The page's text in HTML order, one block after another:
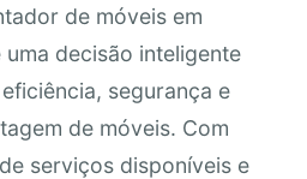
de móveis em
uma decisão inteligente
segurança e
de móveis. Com
serviços disponíveis e